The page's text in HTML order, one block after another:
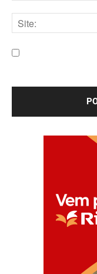
mail:*